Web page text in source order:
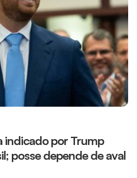
indicado por Trump
posse depende de aval